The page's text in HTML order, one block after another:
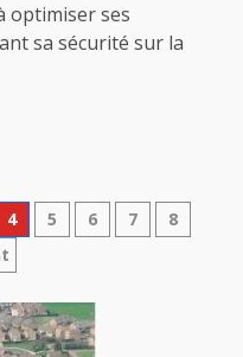
optimiser ses
sa sécurité sur la
4 5 6 7
8